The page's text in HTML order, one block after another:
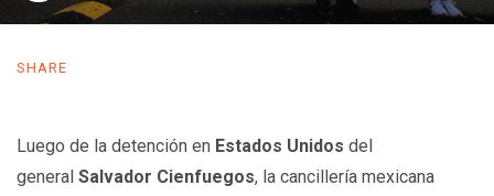
SHARE
Luego de la detención en Estados Unidos del
general Salvador Cienfuegos, la cancillería mexicana